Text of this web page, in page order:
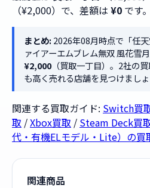
（¥2,000）で、差額は ¥0 です。
まとめ:2026年08月時点で「任
ァイアーエムブレム無双 風花雪
¥2,000（買取一丁目）。2社の
も高く売れる店舗を見つけましょ
関連する買取ガイド: Switch買
取 /Xbox買取 / Steam Deck買
代・有機ELモデル・Lite）の買
関連商品